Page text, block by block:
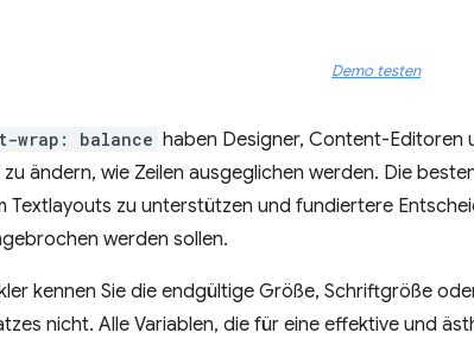
Demo testen
wrap: balance haben Designer, Content-Editoren
zu ändern, wie Zeilen ausgeglichen werden. Die
Textlayouts zu unterstützen und fundiertere
werden sollen.
kennen Sie die endgültige Größe, Schriftgröße
nicht. Alle Variablen, die für eine effektive und